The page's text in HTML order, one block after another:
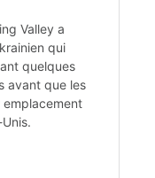
Valley a
qui
quelques
avant que les